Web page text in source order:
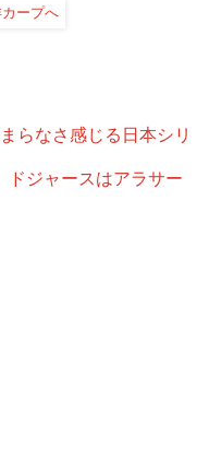
らなさ感じる日本シリ
ドジャースはアラサー